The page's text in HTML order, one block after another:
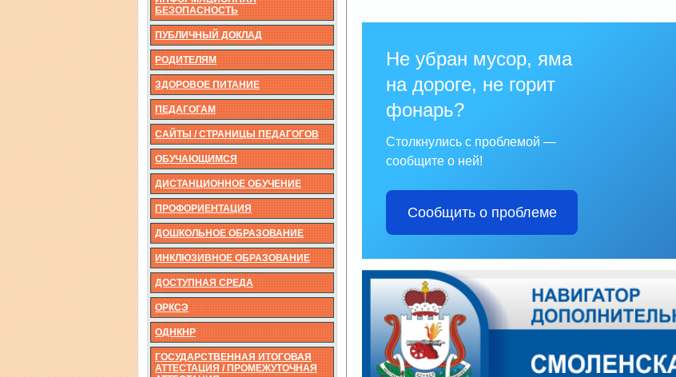
БЕЗОПАСНОСТЬ
ПУБЛИЧНЫЙ ДОКЛАД
РОДИТЕЛЯМ
ЗДОРОВОЕ ПИТАНИЕ
ПЕДАГОГАМ
САЙТЫ / СТРАНИЦЫ ПЕДАГОГОВ
ОБУЧАЮЩИМСЯ
ДИСТАНЦИОННОЕ ОБУЧЕНИЕ
ПРОФОРИЕНТАЦИЯ
ДОШКОЛЬНОЕ ОБРАЗОВАНИЕ
ИНКЛЮЗИВНОЕ ОБРАЗОВАНИЕ
ДОСТУПНАЯ СРЕДА
ОРКСЭ
ОДНКНР
ГОСУДАРСТВЕННАЯ ИТОГОВАЯ
АТТЕСТАЦИЯ / ПРОМЕЖУТОЧНАЯ
Не убран мусор, яма
на дороге, не горит
фонарь?
Столкнулись с проблемой —
сообщите о ней!
Сообщить о проблеме